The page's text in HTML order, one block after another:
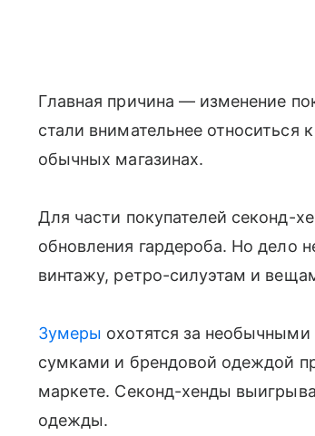
Главная причина — изменение
стали внимательнее
обычных магазинах.
Для части покупателей секонд-
обновления гардероба. Но дело
винтажу, ретро-силуэтам и
Зумеры охотятся за
сумками и брендовой одеждой
маркете. Секонд-хенды
одежды.